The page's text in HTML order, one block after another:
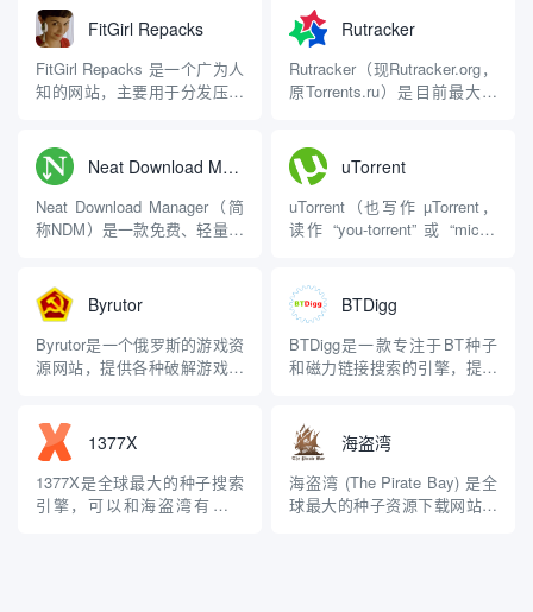
FitGirl Repacks
FitGirl Repacks 是一个广为人
知的网站，主要用于分发压缩
建，以“重新打包”
（repacking）游戏而闻名，即
通过压缩技术显著减小游戏文
件的大小，从而方便用户下载
Rutracker
Rutracker（现Rutracker.org，
原Torrents.ru）是目前最大的
一。它成立于2004年9月18
日，经过多年的发展，已经成
为俄罗斯及俄语社区中最具影
响力的...
Neat Download Manager
Neat Download Manager（简
称NDM）是一款免费、轻量级
它以简单易用、资源占用低以
及高效的下载性能为特点，被
许多用户视为Internet
Download Ma...
uTorrent
uTorrent（也写作 µTorrent，
读作 “you-torrent” 或 “micro-
Byrutor
Byrutor是一个俄罗斯的游戏资
源网站，提供各种破解游戏的
量的游戏资源，据估计有
23880款游戏，几乎涵盖了
Steam平台上的所有游戏。 主
要特点： 资源丰富： 拥有上
BTDigg
BTDigg是一款专注于BT种子
和磁力链接搜索的引擎，提供
址。 功能特点 广泛的资源覆
盖：BTDigg支持多种类型的资
源搜索，包括电影、音乐、软
件、游戏等，用户可以通过简
1377X
1377X是全球最大的种子搜索
引擎，可以和海盗湾有的一
海盗湾
海盗湾 (The Pirate Bay) 是全
球最大的种子资源下载网站，